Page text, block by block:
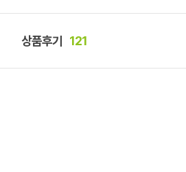
상품후기 121